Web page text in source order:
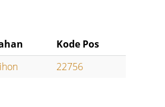
Kode Pos
22756